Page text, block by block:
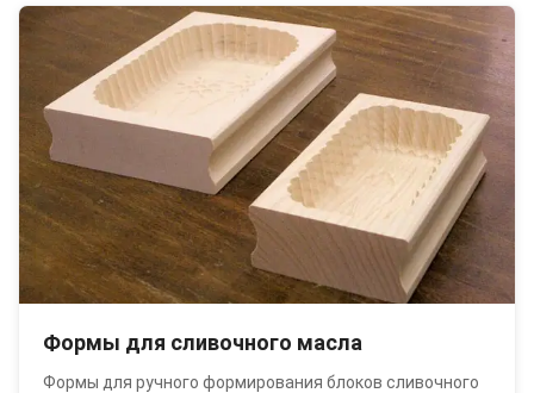
Формы для сливочного масла
Формы для ручного формирования блоков сливочного